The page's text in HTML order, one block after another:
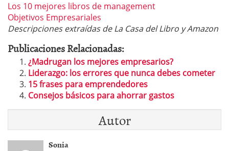
Los 10 mejores libros de management
Objetivos Empresariales
Descripciones extraídas de La Casa del Libro y Amazon
Publicaciones Relacionadas:
¿Madrugan los mejores empresarios?
Liderazgo: los errores que nunca debes cometer
15 frases para emprendedores
Consejos básicos para ahorrar gastos
Autor
Sonia